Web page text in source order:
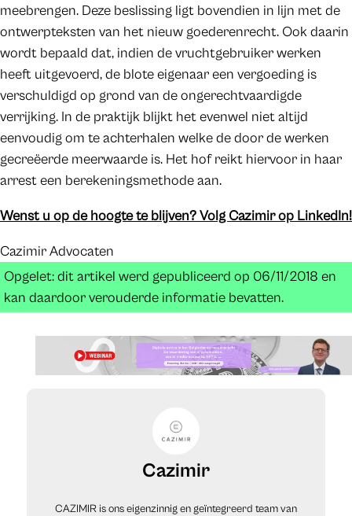
meebrengen. Deze beslissing ligt bovendien in lijn met de
ontwerpteksten van het nieuw goederenrecht. Ook daarin
wordt bepaald dat, indien de vruchtgebruiker werken
heeft uitgevoerd, de blote eigenaar een vergoeding is
verschuldigd op grond van de ongerechtvaardigde
verrijking. In de praktijk blijkt het evenwel niet altijd
eenvoudig om te achterhalen welke de door de werken
gecreëerde meerwaarde is. Het hof reikt hiervoor in haar
arrest een berekeningsmethode aan.
Wenst u op de hoogte te blijven? Volg Cazimir op LinkedIn!
Cazimir Advocaten
Opgelet: dit artikel werd gepubliceerd op 06/11/2018 en
kan daardoor verouderde informatie bevatten.
Cazimir
CAZIMIR is ons eigenzinnig en geïntegreerd team van